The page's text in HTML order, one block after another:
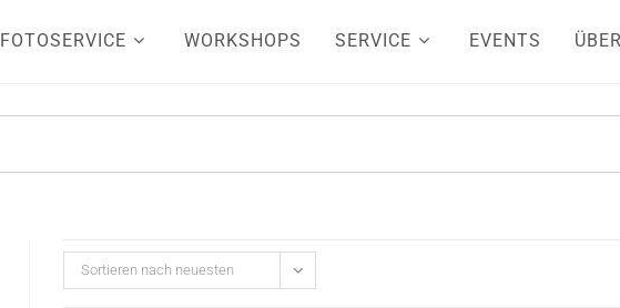
FOTOSERVICE WORKSHOPS SERVICE EVENTS
Sortieren nach neuesten